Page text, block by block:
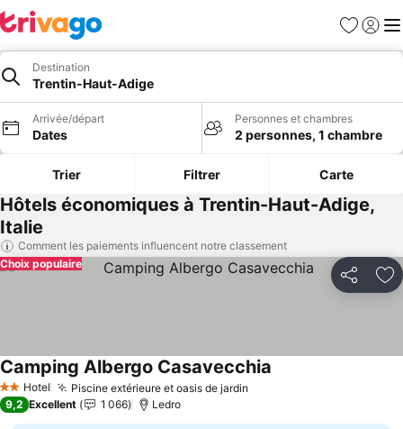
Favoris
Se
Destination
Trentin-Haut-Adige
Arrivée/départ
Dates
Personnes et chambres
2 personnes, 1 chambre
Trier Filtrer Carte
Hôtels économiques à Trentin-Haut-Adige,
Italie
Comment les paiements influencent notre classement
Partager
Choix populaire
2 Étoiles
Hotel Piscine extérieure et oasis de jardin
Camping Albergo Casavecchia
9,2 Excellent 1 066 Ledro